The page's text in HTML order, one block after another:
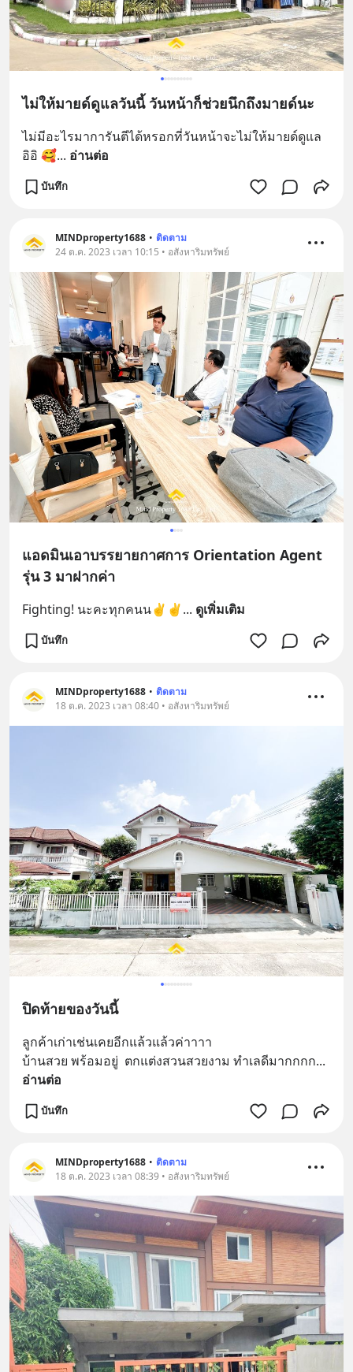
ไม่ให้มายด์ดูแลวันนี้ วันหน้าก็ช่วยนึกถึงมายด์นะ
ไม่มีอะไรมาการันตีได้หรอกที่วันหน้าจะไม่ให้มายด์ดูแล
อิอิ 🥰... อ่านต่อ
บันทึก
MINDproperty1688 • ติดตาม
24 ต.ค. 2023 เวลา 10:15 • อสังหาริมทรัพย์
แอดมินเอาบรรยายกาศการ Orientation Agent
รุ่น 3 มาฝากค่า
Fighting! นะคะทุกคนน✌️✌️... ดูเพิ่มเติม
บันทึก
MINDproperty1688 • ติดตาม
18 ต.ค. 2023 เวลา 08:40 • อสังหาริมทรัพย์
ปิดท้ายของวันนี้
ลูกค้าเก่าเช่นเคยอีกแล้วแล้วค่าาาา
บ้านสวย พร้อมอยู่  ตกแต่งสวนสวยงาม ทำเลดีมากกกก
อ่านต่อ
บันทึก
MINDproperty1688 • ติดตาม
18 ต.ค. 2023 เวลา 08:39 • อสังหาริมทรัพย์